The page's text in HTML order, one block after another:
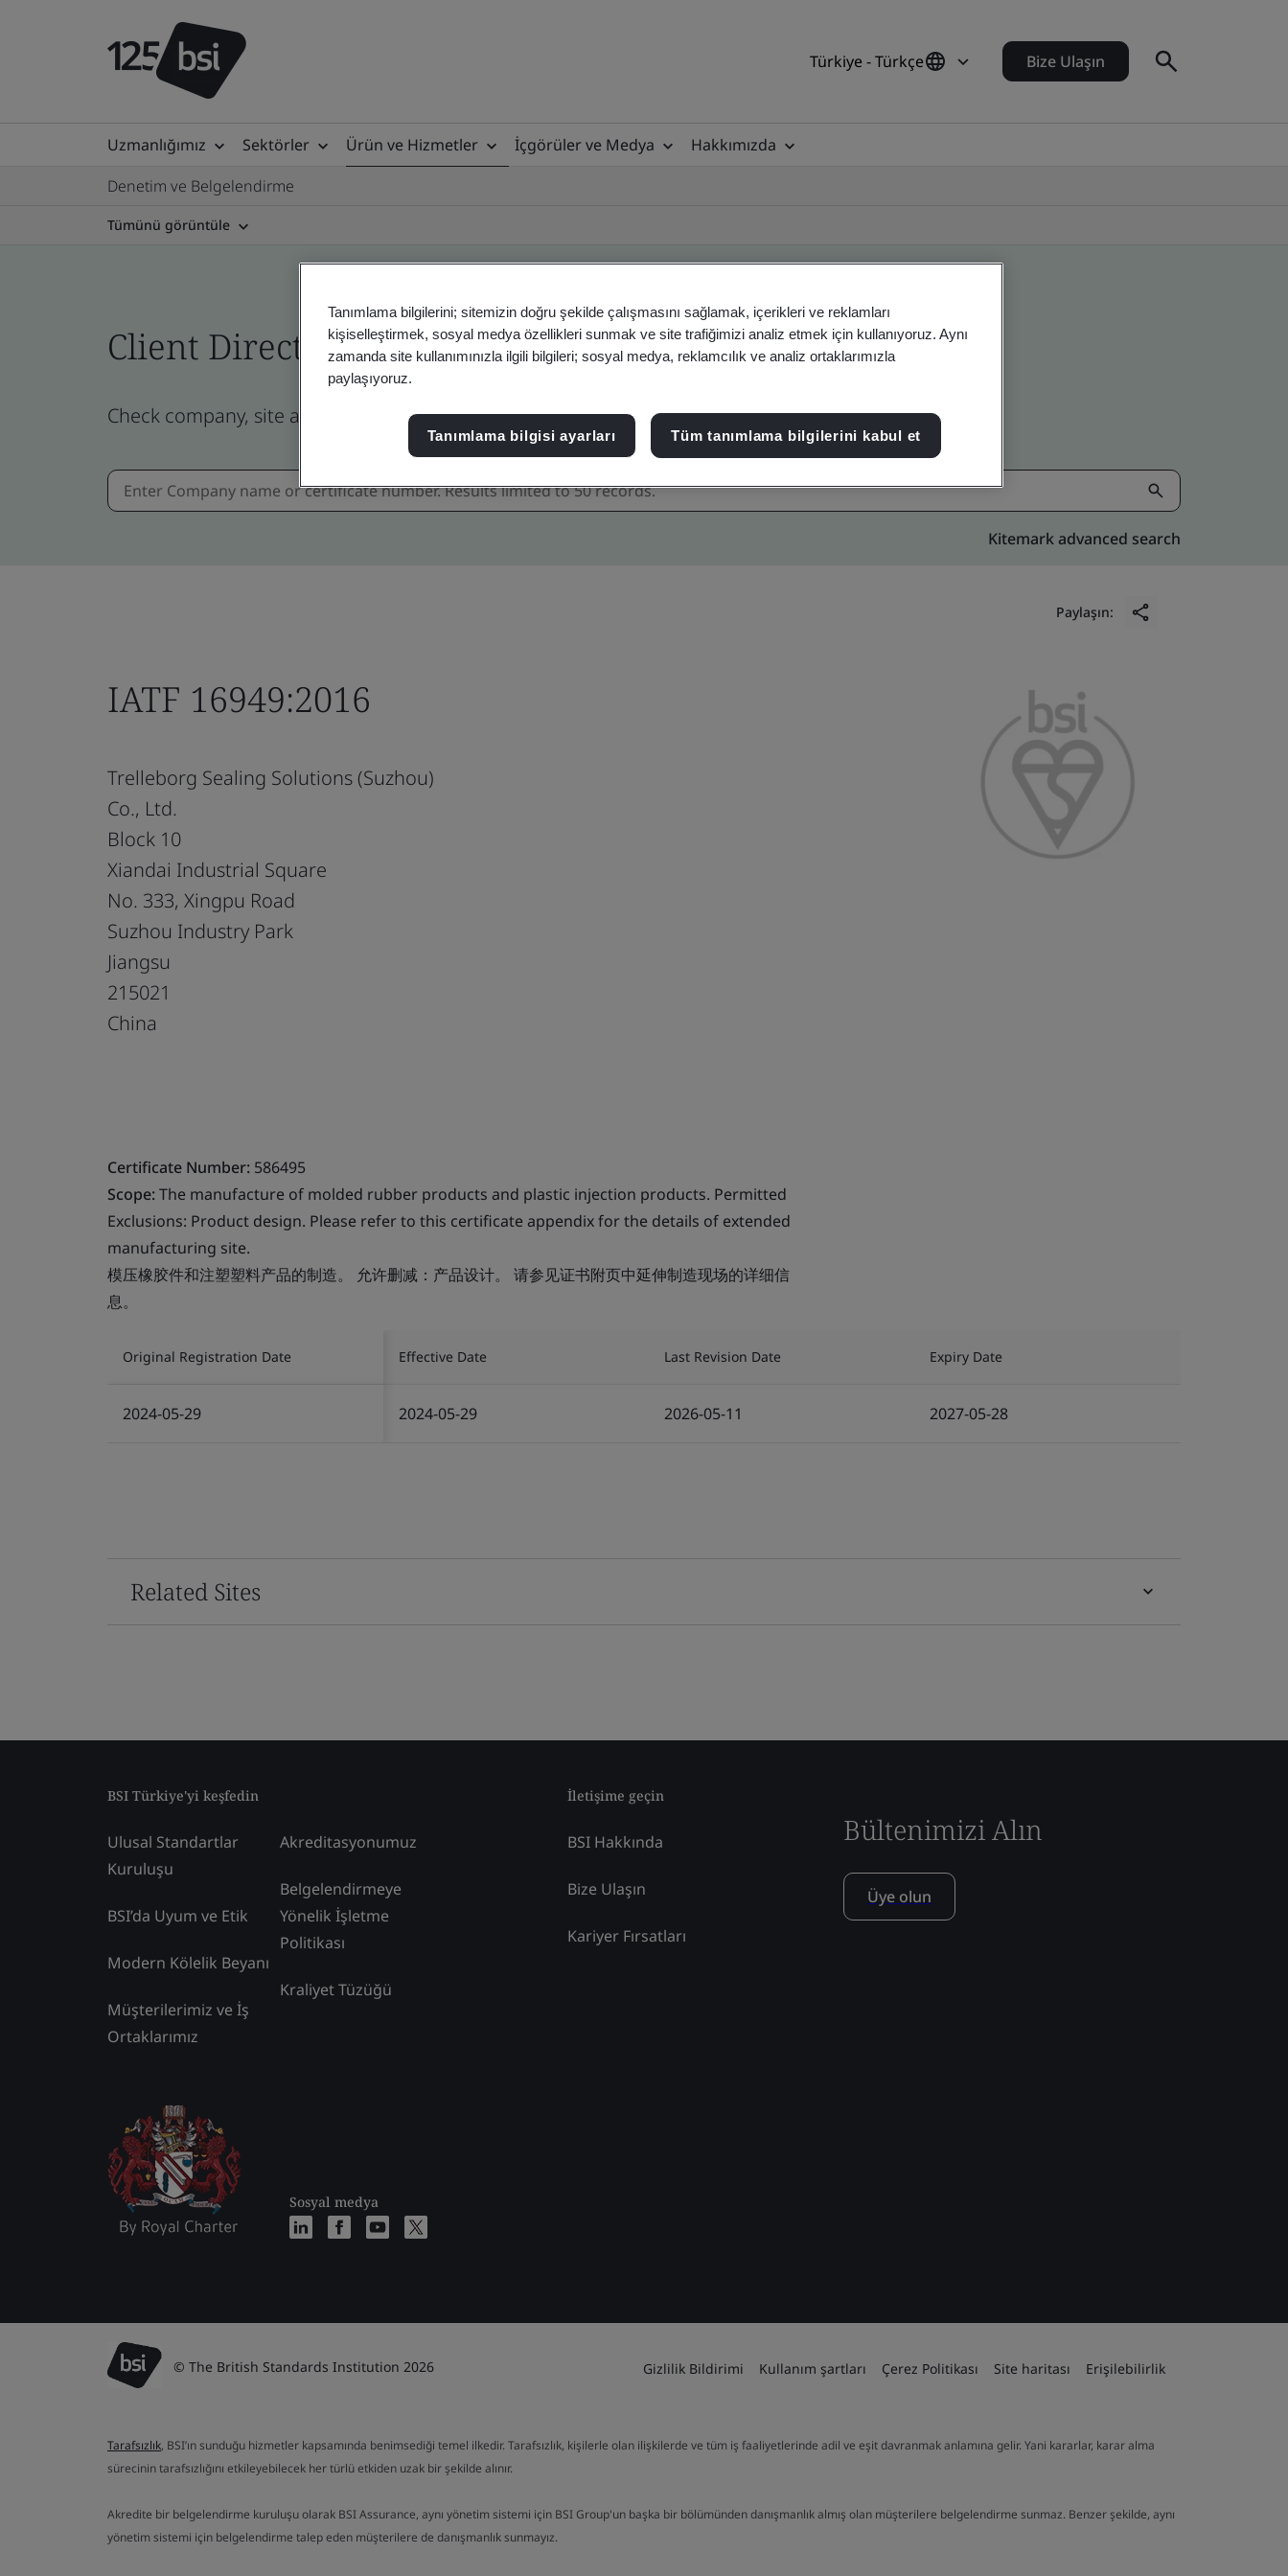
Türkiye - Türkçe Bize Ulaşın
Uzmanlığımız Sektörler Ürün ve Hizmetler İçgörüler ve Medya
Hakkımızda
Denetim ve Belgelendirme
Tümünü görüntüle
Client Directory certificate
Check company, site and product certificates - Validation and Verification
Kitemark advanced search
Paylaşın:
IATF 16949:2016
Trelleborg Sealing Solutions (Suzhou)
Co., Ltd.
Block 10
Xiandai Industrial Square
No. 333, Xingpu Road
Suzhou Industry Park
Jiangsu
215021
China
Certificate Number: 586495
Scope:The manufacture of molded rubber products and plastic injection products. Permitted
Exclusions: Product design. Please refer to this certificate appendix for the details of extended
manufacturing site.
模压橡胶件和注塑塑料产品的制造。 允许删减：产品设计。 请参见证书附页中延伸制造现场的详细信
息。
Original Registration Date Effective Date Last Revision Date Expiry Date
2024-05-29 2024-05-29 2026-05-11 2027-05-28
Related Sites
BSI Türkiye'yi keşfedin
Ulusal Standartlar
Kuruluşu
BSI’da Uyum ve Etik
Modern Kölelik Beyanı
Müşterilerimiz ve İş
Ortaklarımız
Akreditasyonumuz
Belgelendirmeye
Yönelik İşletme
Politikası
Kraliyet Tüzüğü
Sosyal medya
İletişime geçin
BSI Hakkında
Bize Ulaşın
Kariyer Fırsatları
Bültenimizi Alın
Üye olun
© The British Standards Institution 2026 Gizlilik Bildirimi Kullanım şartları Çerez Politikası Site haritası Erişilebilirlik
Tarafsızlık, BSI’ın sunduğu hizmetler kapsamında benimsediği temel ilkedir. Tarafsızlık, kişilerle olan ilişkilerde ve tüm iş faaliyetlerinde adil ve eşit davranmak anlamına gelir. Yani kararlar, karar alma
sürecinin tarafsızlığını etkileyebilecek her türlü etkiden uzak bir şekilde alınır.
Akredite bir belgelendirme kuruluşu olarak BSI Assurance, aynı yönetim sistemi için BSI Group'un başka bir bölümünden danışmanlık almış olan müşterilere belgelendirme sunmaz. Benzer şekilde, aynı
yönetim sistemi için belgelendirme talep eden müşterilere de danışmanlık sunmayız.
Tanımlama bilgilerini; sitemizin doğru şekilde çalışmasını sağlamak, içerikleri ve reklamları
kişiselleştirmek, sosyal medya özellikleri sunmak ve site trafiğimizi analiz etmek için kullanıyoruz. Aynı
zamanda site kullanımınızla ilgili bilgileri; sosyal medya, reklamcılık ve analiz ortaklarımızla
paylaşıyoruz.
Tanımlama bilgisi ayarları Tüm tanımlama bilgilerini kabul et